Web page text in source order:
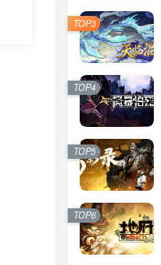
TOP3
TOP4
TOP5
TOP6